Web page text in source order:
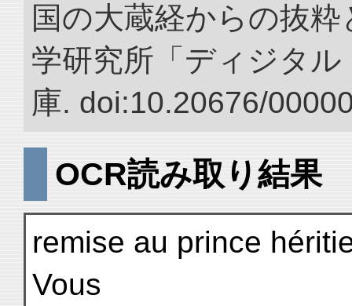
国の大蔵経からの抜
学研究所「ディジタ
庫. doi:10.20676/
OCR読み取り結果
remise au prince
Vous